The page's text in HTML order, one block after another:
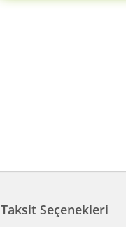
Taksit Seçenekleri